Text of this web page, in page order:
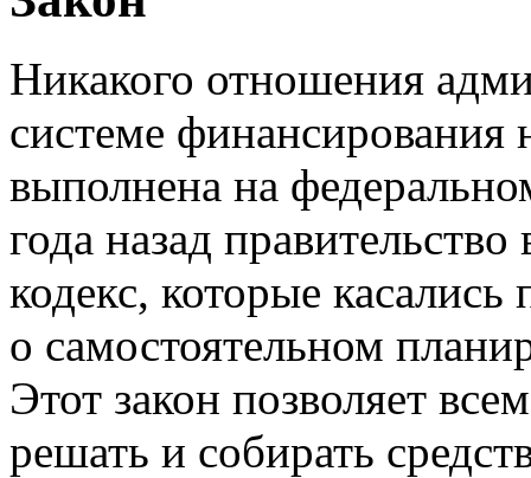
Никакого отношения
системе финансирования
выполнена на
года назад
кодекс, которые касались
о самостоятельном
Этот закон позволяет
решать и собирать